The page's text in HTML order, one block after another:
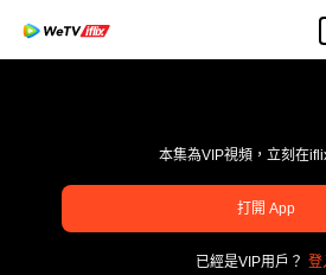
pay limit
本集為VIP視頻，立刻在
打開 App
已經是VIP用戶？ 登